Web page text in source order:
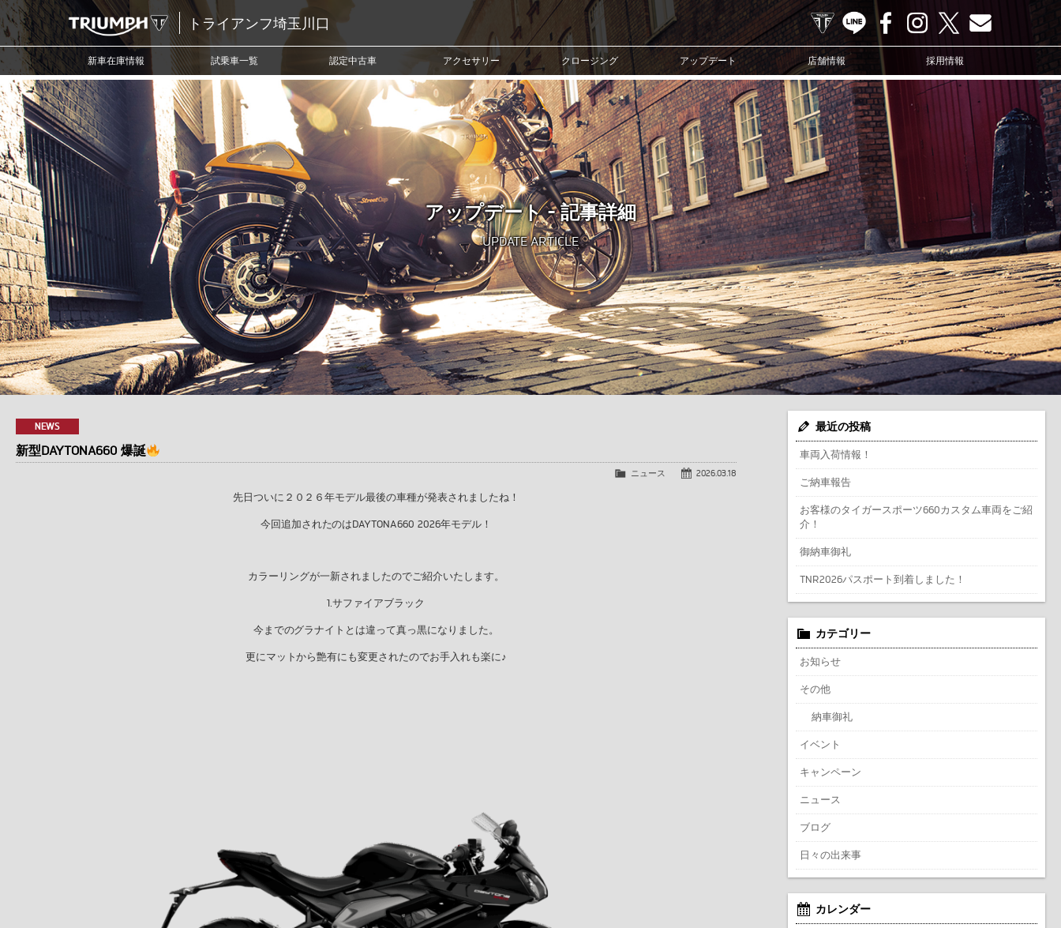
トライアンフ埼玉川口 TRIUMPH OFFICIAL SITE
LINE FacebookInstagram Contact us
新車在庫情報 試乗車一覧 認定中古車 アクセサリー クロージング アップデート 店舗情報 採用情報
アップデート - 記事詳細
UPDATE ARTICLE
NEWS
新型DAYTONA660 爆誕
2026.03.18
ニュース
先日ついに２０２６年モデル最後の車種が発表されましたね！
今回追加されたのはDAYTONA660 2026年モデル！
カラーリングが一新されましたのでご紹介いたします。
1.サファイアブラック
今までのグラナイトとは違って真っ黒になりました。
更にマットから艶有にも変更されたのでお手入れも楽に♪
最近の投稿
車両入荷情報！
ご納車報告
お客様のタイガースポーツ660カスタム車両をご紹
介！
御納車御礼
TNR2026パスポート到着しました！
カテゴリー
お知らせ
その他
納車御礼
イベント
キャンペーン
ニュース
ブログ
日々の出来事
カレンダー